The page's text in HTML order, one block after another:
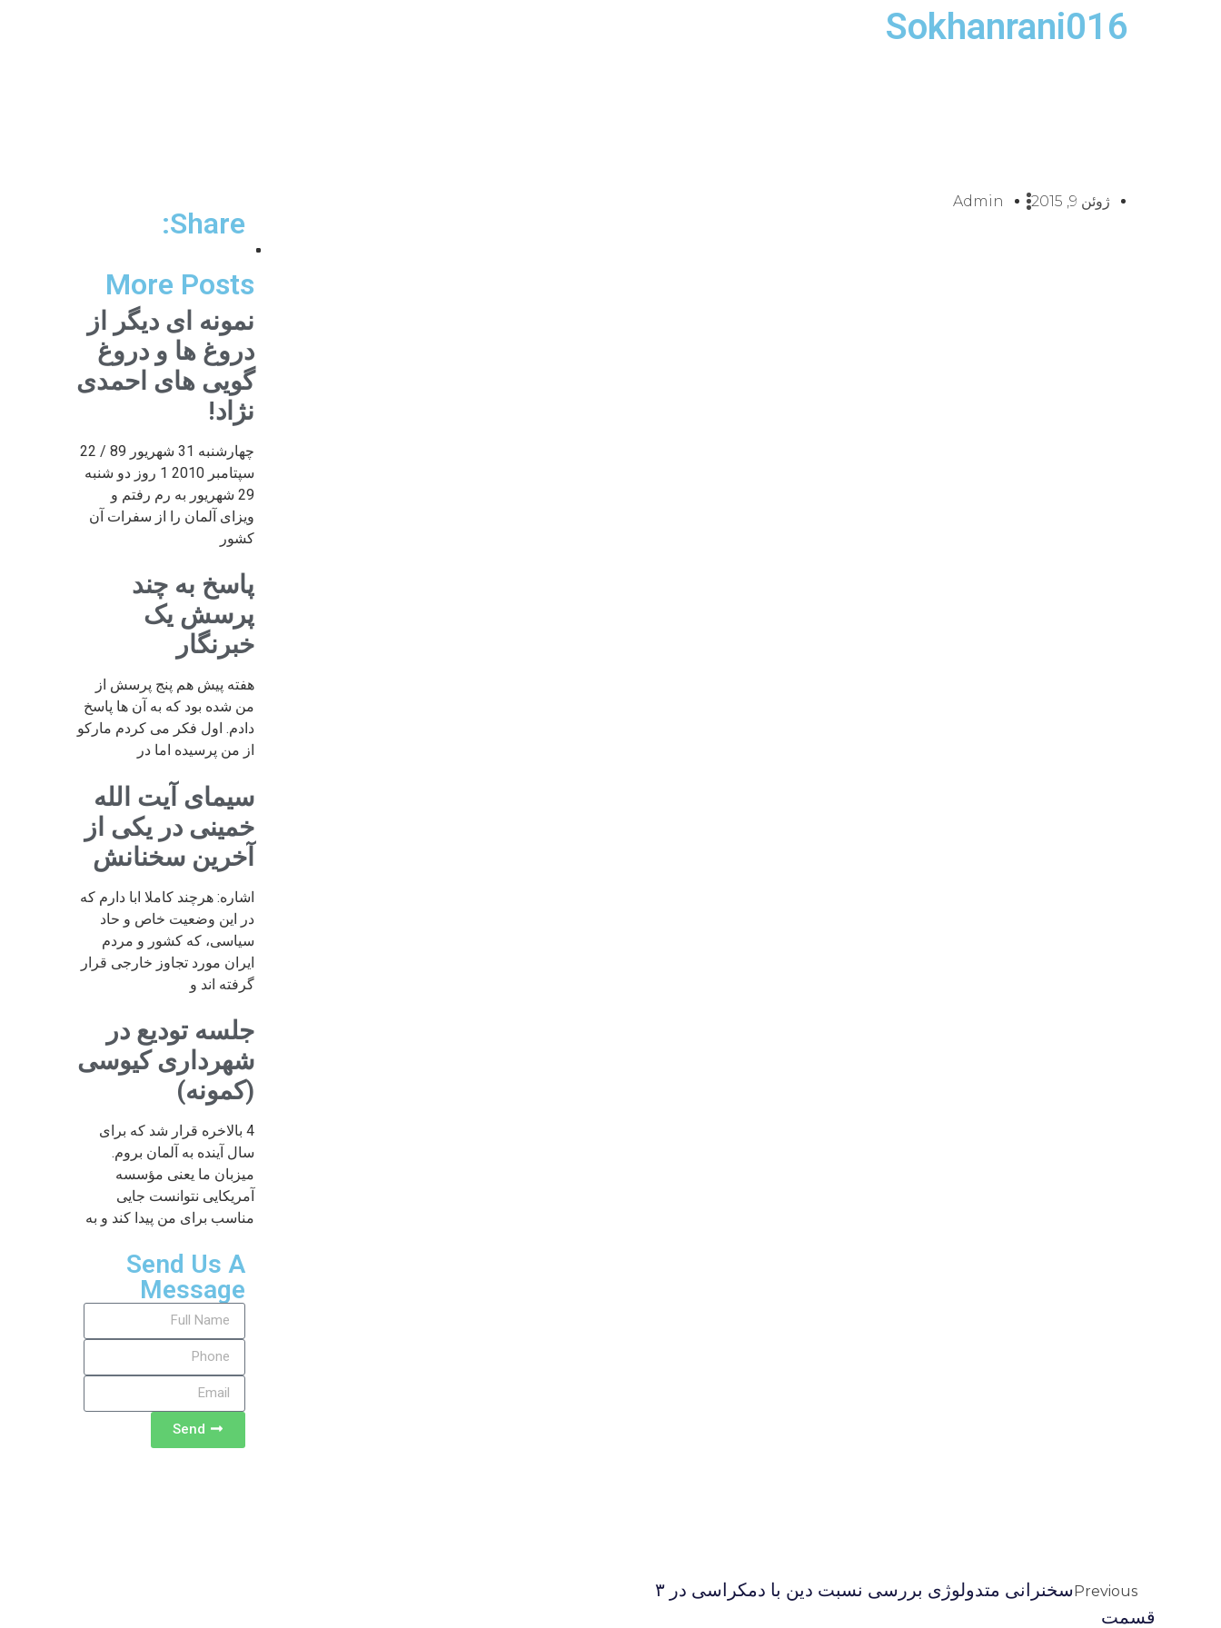
Sokhanrani016
ژوئن 9, 2015 Admin
Share:
More Posts
نمونه ای دیگر از
دروغ ها و دروغ
گویی های احمدی
نژاد!
چهارشنبه 31 شهریور 89 / 22
سپتامبر 2010 1 روز دو شنبه
29 شهریور به رم رفتم و
ویزای آلمان را از سفرات آن
کشور
پاسخ به چند
پرسش یک
خبرنگار
هفته پیش هم پنج پرسش از
من شده بود که به آن ها پاسخ
دادم. اول فکر می کردم مارکو
از من پرسیده اما در
سیمای آیت الله
خمینی در یکی از
آخرین سخنانش
اشاره: هرچند کاملا ابا دارم که
در این وضعیت خاص و حاد
سیاسی، که کشور و مردم
ایران مورد تجاوز خارجی قرار
گرفته اند و
جلسه تودیع در
شهرداری کیوسی
(کمونه)
4 بالاخره قرار شد که برای
سال آینده به آلمان بروم.
میزبان ما یعنی مؤسسه
آمریکایی نتوانست جایی
مناسب برای من پیدا کند و به
Send Us A
Message
Send
Previous
سخنرانى متدولوژى بررسى نسبت دين با دمكراسى در ۳
قسمت